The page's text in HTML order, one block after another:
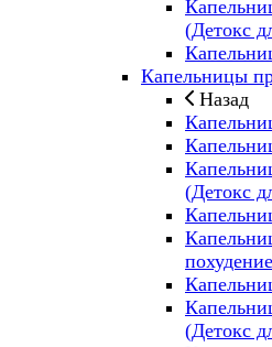
(Детокс
Капельницы
Назад
(Детокс
(Детокс